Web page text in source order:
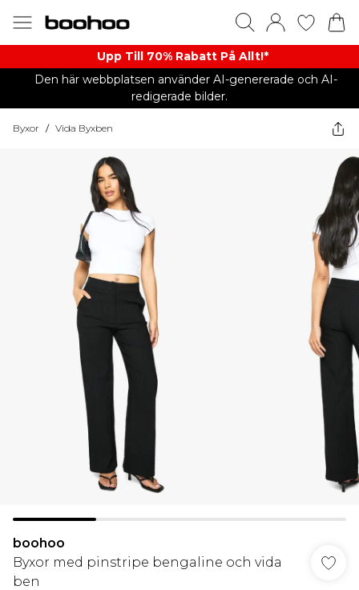
Upp Till 70% Rabatt På Allt!*
Den här webbplatsen använder AI-genererade och AI-
redigerade bilder.
Byxor / Vida Byxben
boohoo
Byxor med pinstripe bengaline och vida
ben